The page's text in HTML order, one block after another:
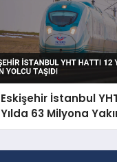
Eskişehir İstanbul
Yılda 63 Milyona
Taşıdı